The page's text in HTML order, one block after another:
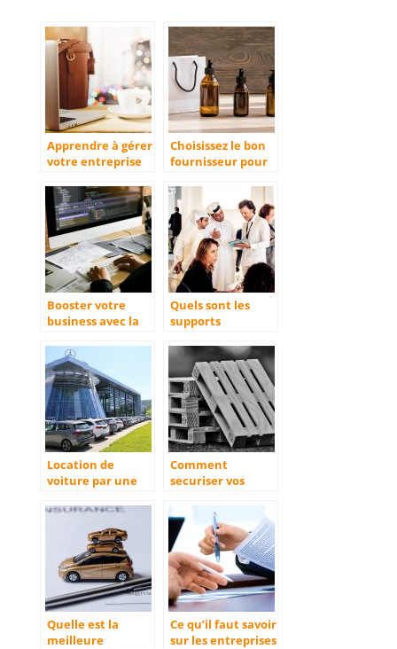
Apprendre à gérer
votre entreprise
investissement
Choisissez le bon
fournisseur pour
Booster votre
business avec la
web profesionnel
Quels sont les
supports
l’évènementiel à
privilégier ?
Location de
voiture par une
faut-il savoir ?
Comment
securiser vos
durant leur
transport
Quelle est la
meilleure
Ce qu’il faut savoir
sur les entreprises